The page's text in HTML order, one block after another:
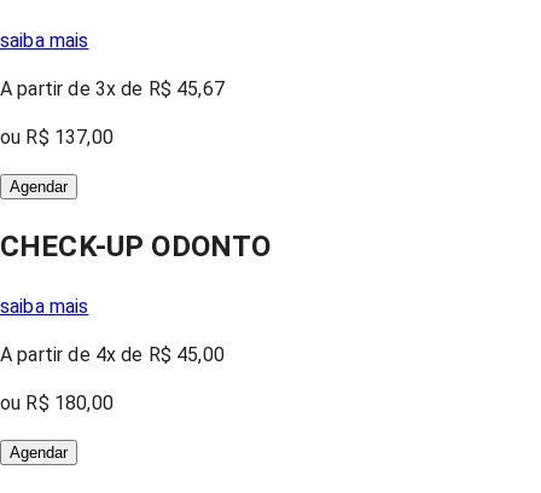
saiba mais
A partir de 3x de R$ 45,67
ou R$ 137,00
Agendar
CHECK-UP ODONTO
saiba mais
A partir de 4x de R$ 45,00
ou R$ 180,00
Agendar